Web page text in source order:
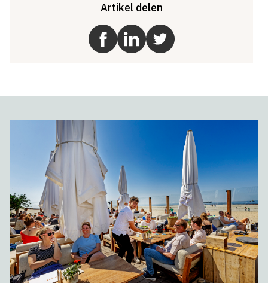
Artikel delen